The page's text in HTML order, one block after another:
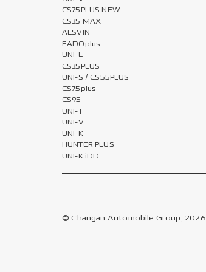
CS75PLUS NEW
CS35 MAX
ALSVIN
EADOplus
UNI-L
CS35PLUS
UNI-S / CS55PLUS
CS75plus
CS95
UNI-T
UNI-V
UNI-K
HUNTER PLUS
UNI-K iDD
© Changan Automobile Group, 2026